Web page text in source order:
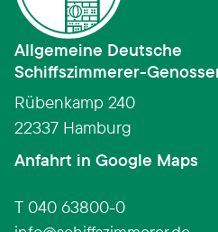
Allgemeine Deutsche
Schiffszimmerer­-­
Rübenkamp 240
22337 Hamburg
Anfahrt in Google Maps
T 040 63800-0